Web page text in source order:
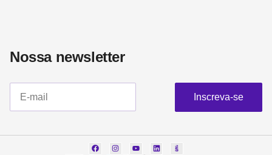
Nossa newsletter​
Inscreva-se